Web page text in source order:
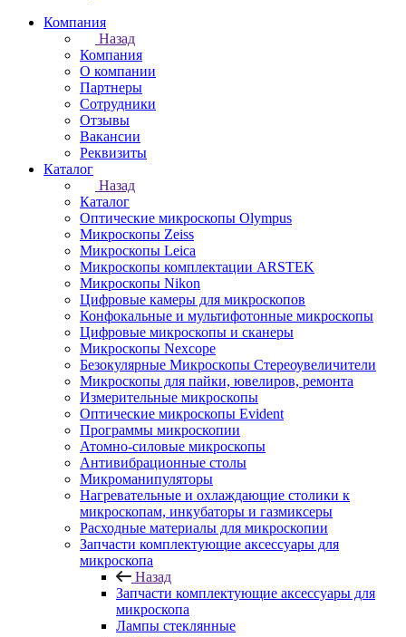
Компания
Назад
Компания
О компании
Партнеры
Сотрудники
Отзывы
Вакансии
Реквизиты
Каталог
Назад
Каталог
Оптические микроскопы Olympus
Микроскопы Zeiss
Микроскопы Leica
Микроскопы комплектации ARSTEK
Микроскопы Nikon
Цифровые камеры для микроскопов
Конфокальные и мультифотонные микроскопы
Цифровые микроскопы и сканеры
Микроскопы Nexcope
Безокулярные Микроскопы Стереоувеличители
Микроскопы для пайки, ювелиров, ремонта
Измерительные микроскопы
Оптические микроскопы Evident
Программы микроскопии
Атомно-силовые микроскопы
Антивибрационные столы
Микроманипуляторы
Нагревательные и охлаждающие столики к
микроскопам, инкубаторы и газмиксеры
Расходные материалы для микроскопии
Запчасти комплектующие аксессуары для
микроскопа
Назад
Запчасти комплектующие аксессуары для
микроскопа
Лампы стеклянные